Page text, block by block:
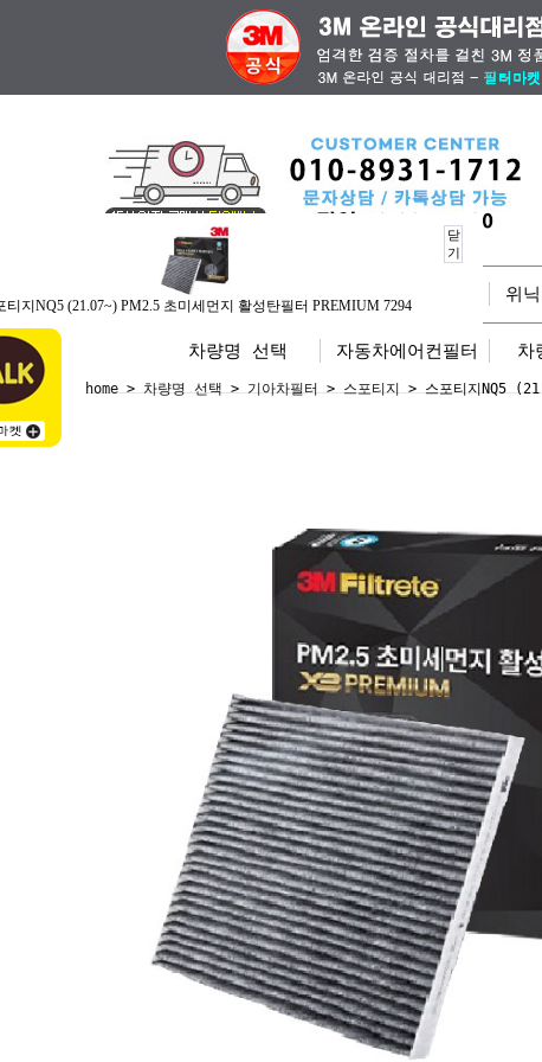
티지NQ5 (21.07~) PM2.5 초미세먼지 활성탄필터 PREMIUM 7294
닫
기
위
차량명 선택 자동차에어컨필터 차
home>차량명 선택>기아차필터>스포티지> 스포티지NQ5